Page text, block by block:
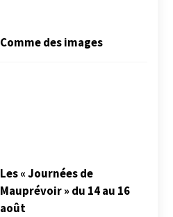
Comme des images
Les « Journées de
Mauprévoir » du 14 au 16
août